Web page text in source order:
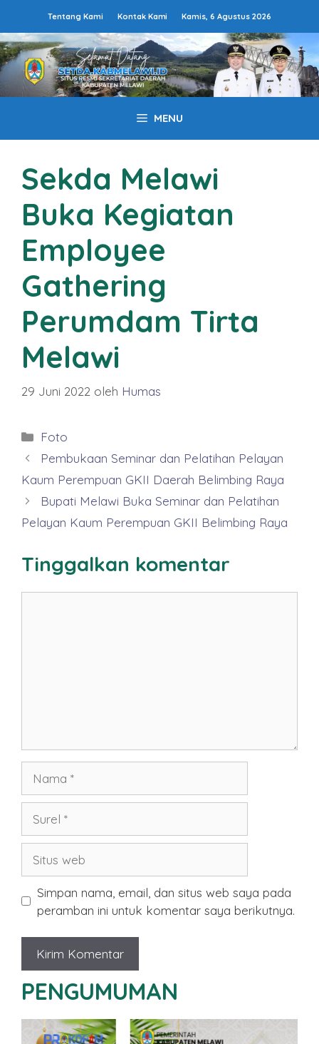
isi
Tentang Kami Kontak Kami Kamis, 6 Agustus 2026
MENU
Sekda Melawi
Buka Kegiatan
Employee
Gathering
Perumdam Tirta
Melawi
29 Juni 2022 oleh Humas
Kategori
Foto
Pembukaan Seminar dan Pelatihan Pelayan
Kaum Perempuan GKII Daerah Belimbing Raya
Bupati Melawi Buka Seminar dan Pelatihan
Pelayan Kaum Perempuan GKII Belimbing Raya
Tinggalkan komentar
web
Simpan nama, email, dan situs web saya pada
peramban ini untuk komentar saya berikutnya.
PENGUMUMAN